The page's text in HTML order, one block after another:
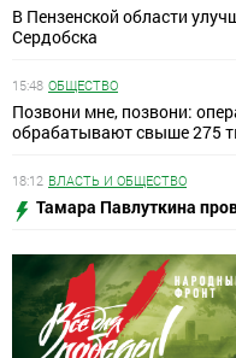
В Пензенской области
Сердобска
15:48 ОБЩЕСТВО
Позвони мне, позвони:
обрабатывают свыше 275
18:12 ВЛАСТЬ И ОБЩЕСТВО
Тамара Павлуткина